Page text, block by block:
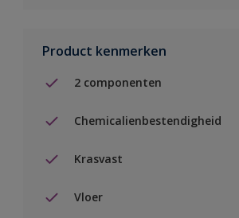
Product kenmerken
2 componenten
Chemicalienbestendigheid
Krasvast
Vloer